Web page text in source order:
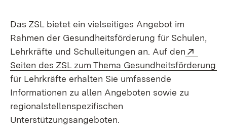
Das ZSL bietet ein vielseitiges Angebot im
Rahmen der Gesundheitsförderung für Schulen,
Lehrkräfte und Schulleitungen an. Auf den
Seiten des ZSL zum Thema Gesundheitsförderung
für Lehrkräfte erhalten Sie umfassende
Informationen zu allen Angeboten sowie zu
regionalstellenspezifischen
Unterstützungsangeboten.